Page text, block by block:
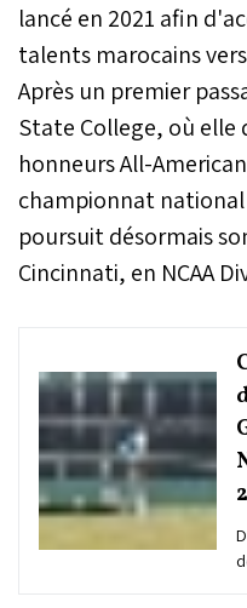
lancé en 2021 afin
talents marocains
Après un premier
State College, où
honneurs All-
championnat national
poursuit désormais
Cincinnati, en NCAA